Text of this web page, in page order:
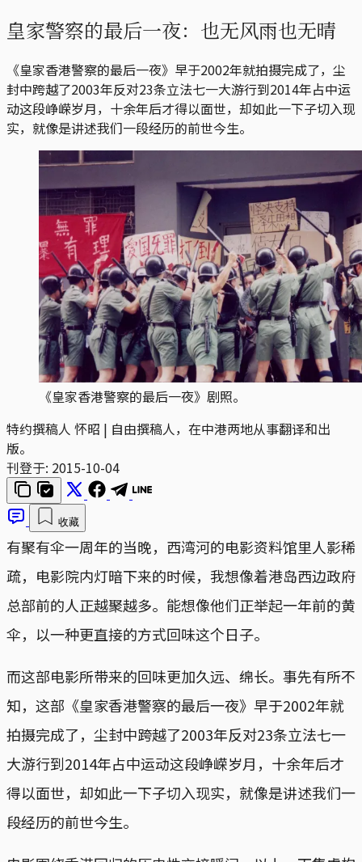
皇家警察的最后一夜：也无风雨也无晴
《皇家香港警察的最后一夜》早于2002年就拍摄完成了，尘
封中跨越了2003年反对23条立法七一大游行到2014年占中运
动这段峥嵘岁月，十余年后才得以面世，却如此一下子切入现
实，就像是讲述我们一段经历的前世今生。
《皇家香港警察的最后一夜》剧照。
特约撰稿人 怀昭 | 自由撰稿人，在中港两地从事翻译和出
版。
刊登于: 2015-10-04
收藏
有聚有伞一周年的当晚，西湾河的电影资料馆里人影稀
疏，电影院内灯暗下来的时候，我想像着港岛西边政府
总部前的人正越聚越多。能想像他们正举起一年前的黄
伞，以一种更直接的方式回味这个日子。
而这部电影所带来的回味更加久远、绵长。事先有所不
知，这部《皇家香港警察的最后一夜》早于2002年就
拍摄完成了，尘封中跨越了2003年反对23条立法七一
大游行到2014年占中运动这段峥嵘岁月，十余年后才
得以面世，却如此一下子切入现实，就像是讲述我们一
段经历的前世今生。